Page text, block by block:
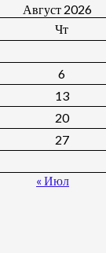
Август 2026
Чт
6
13
20
27
« Июл